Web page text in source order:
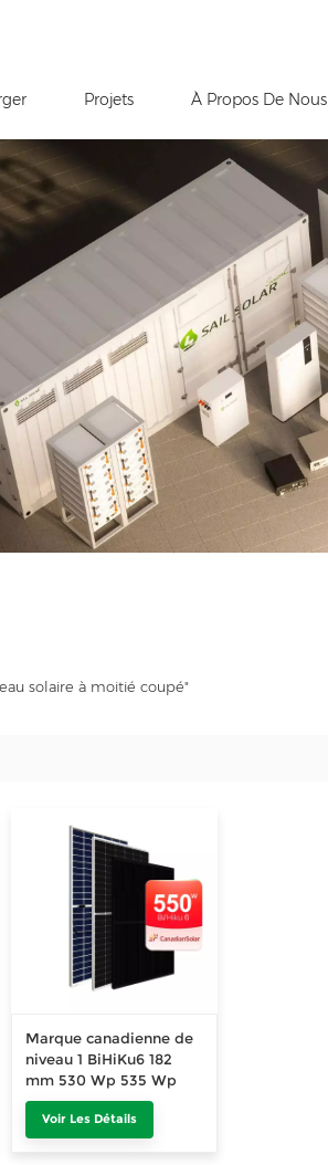
Projets À Propos De Nous
solaire à moitié coupé"
Marque canadienne de
niveau 1 BiHiKu6 182
mm 530 Wp 535 Wp
540 Wp 545 Wp 550
Wp Panneau solaire PV
Module HiKu6 535 Wp
Voir Les Détails